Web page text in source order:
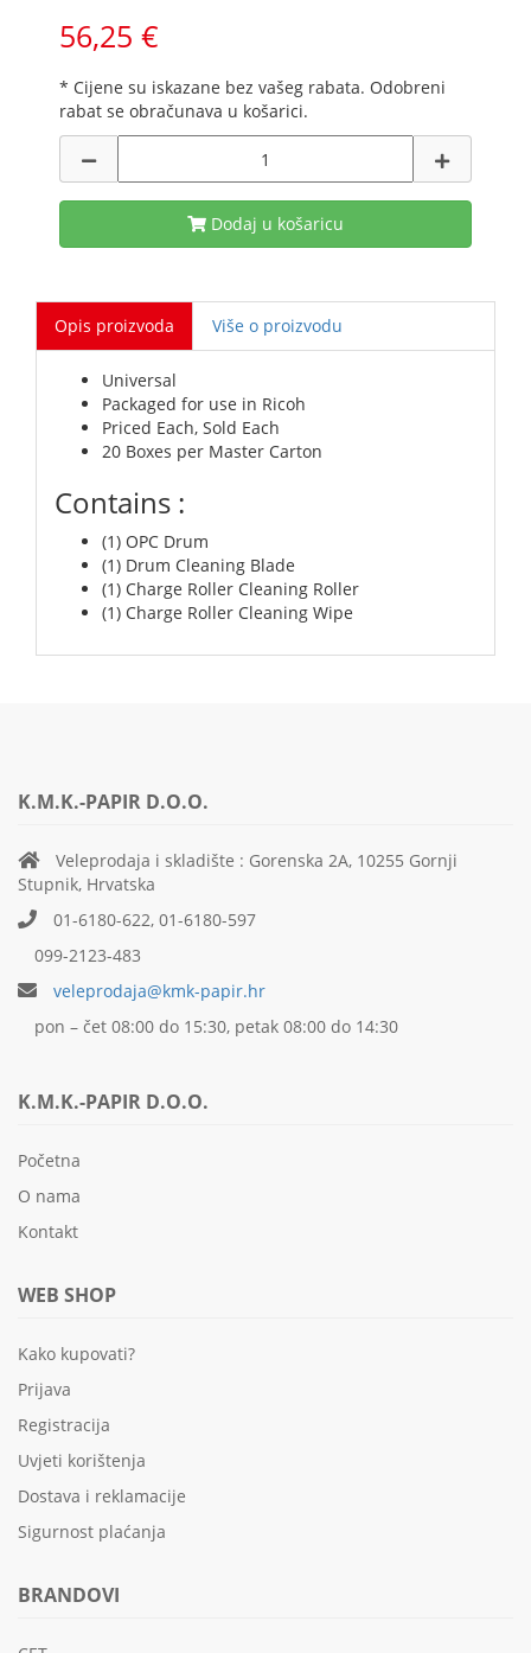
56,25 €
* Cijene su iskazane bez vašeg rabata. Odobreni
rabat se obračunava u košarici.
Dodaj u košaricu
Opis proizvoda Više o proizvodu
Universal
Packaged for use in Ricoh
Priced Each, Sold Each
20 Boxes per Master Carton
Contains :
(1) OPC Drum
(1) Drum Cleaning Blade
(1) Charge Roller Cleaning Roller
(1) Charge Roller Cleaning Wipe
K.M.K.-PAPIR D.O.O.
Veleprodaja i skladište : Gorenska 2A, 10255 Gornji
Stupnik, Hrvatska
01-6180-622, 01-6180-597
099-2123-483
veleprodaja@kmk-papir.hr
pon – čet 08:00 do 15:30, petak 08:00 do 14:30
K.M.K.-PAPIR D.O.O.
Početna
O nama
Kontakt
WEB SHOP
Kako kupovati?
Prijava
Registracija
Uvjeti korištenja
Dostava i reklamacije
Sigurnost plaćanja
BRANDOVI